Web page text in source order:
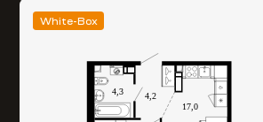
White-Box